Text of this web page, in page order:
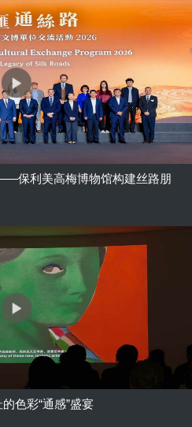
保利美高梅博物馆构建丝路朋
色彩“通感”盛宴